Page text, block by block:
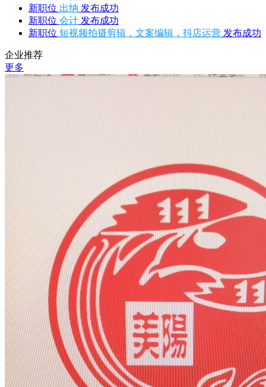
新职位 出纳 发布成功
新职位 会计 发布成功
新职位 短视频拍摄剪辑，文案编辑，抖店运营 发布成功
企业推荐
更多